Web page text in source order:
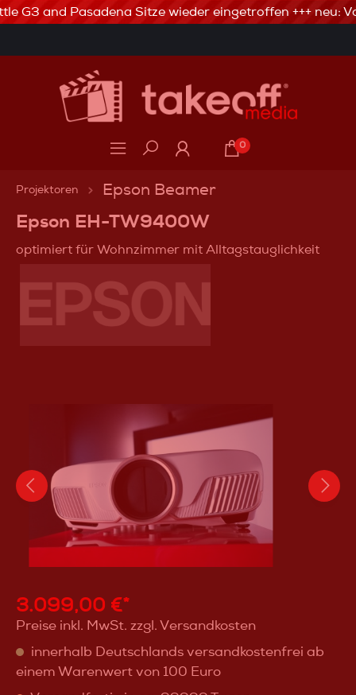
3% Skonto bei Vorkasse via Banküberweisung
G3 and Pasadena Sitze wieder eingetroffen +++ neu:
0
Projektoren Epson Beamer
Epson EH-TW9400W
optimiert für Wohnzimmer mit Alltagstauglichkeit
3.099,00 €*
Preise inkl. MwSt. zzgl. Versandkosten
innerhalb Deutschlands versandkostenfrei ab
einem Warenwert von 100 Euro